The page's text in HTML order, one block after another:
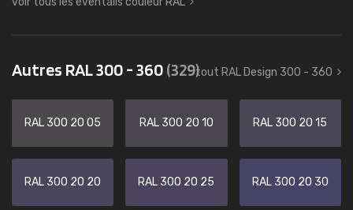
Autres RAL 300 - 360(329)tout RAL Design 300 - 360
RAL 300 20 05 RAL 300 20 10 RAL 300 20 15
RAL 300 20 20 RAL 300 20 25 RAL 300 20 30